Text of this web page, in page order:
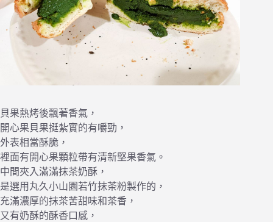
貝果熱烤後飄著香氣，
開心果貝果挺紮實的有嚼勁，
外表相當酥脆，
裡面有開心果顆粒帶有清新堅果香氣。
中間夾入滿滿抹茶奶酥，
是選用丸久小山園若竹抹茶粉製作的，
充滿濃厚的抹茶苦甜味和茶香，
又有奶酥的酥香口感，